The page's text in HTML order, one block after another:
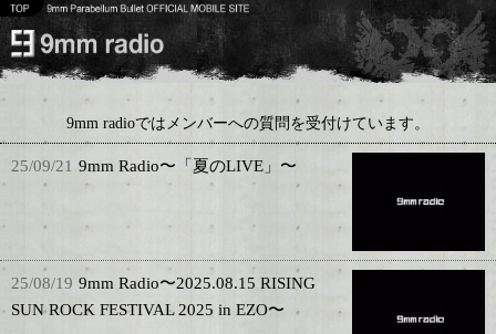
9mm radioではメンバーへの質問を受付けています。
25/09/21 9mm Radio〜「夏のLIVE」〜
25/08/19 9mm Radio〜2025.08.15 RISING
SUN ROCK FESTIVAL 2025 in EZO〜